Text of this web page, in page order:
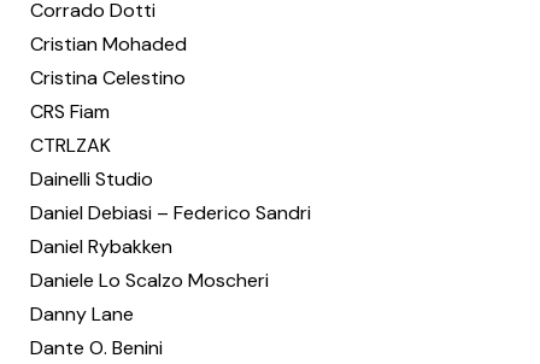
Corrado Dotti
Cristian Mohaded
Cristina Celestino
CRS Fiam
CTRLZAK
Dainelli Studio
Daniel Debiasi – Federico Sandri
Daniel Rybakken
Daniele Lo Scalzo Moscheri
Danny Lane
Dante O. Benini